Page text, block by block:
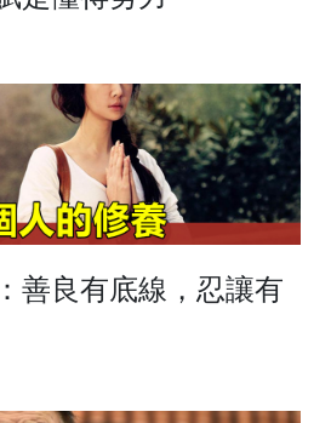
善良有底線，忍讓有